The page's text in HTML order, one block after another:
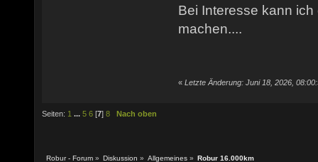
Bei Interesse kann
machen....
« Letzte Änderung: Juni 18, 2026,
Seiten: 1 ... 5 6 [7] 8 Nach oben
Robur - Forum » Diskussion » Allgemeines » Robur 16.000km